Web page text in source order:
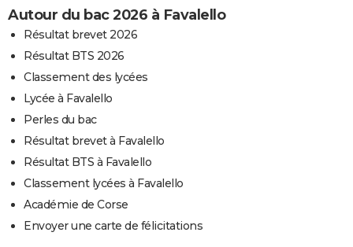
Autour du bac 2026 à Favalello
Résultat brevet 2026
Résultat BTS 2026
Classement des lycées
Lycée à Favalello
Perles du bac
Résultat brevet à Favalello
Résultat BTS à Favalello
Classement lycées à Favalello
Académie de Corse
Envoyer une carte de félicitations